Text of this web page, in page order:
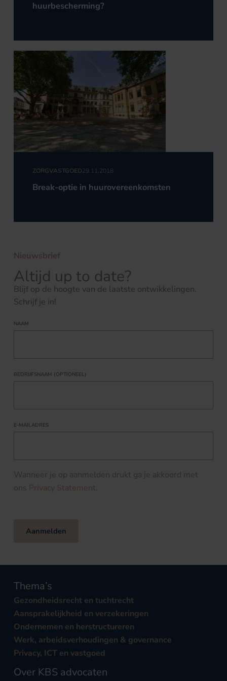
huurbescherming?
ZORGVASTGOED29.11.2018
Break-optie in huurovereenkomsten
Nieuwsbrief
Altijd up to date?
Blijf op de hoogte van de laatste ontwikkelingen.
Schrijf je in!
NAAM
BEDRIJFSNAAM (OPTIONEEL)
E-MAILADRES
Wanneer je op aanmelden drukt ga je akkoord met
ons Privacy Statement.
Aanmelden
Thema’s
Gezondheidsrecht en tuchtrecht
Aansprakelijkheid en verzekeringen
Ondernemen en herstructureren
Werk, arbeidsverhoudingen & governance
Privacy, ICT en vastgoed
Over KBS advocaten